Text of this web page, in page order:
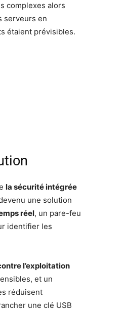
complexes alors
serveurs en
étaient prévisibles.
la sécurité intégrée
une solution
réel, un pare-feu
identifier les
l’exploitation
et un
réduisent
une clé USB